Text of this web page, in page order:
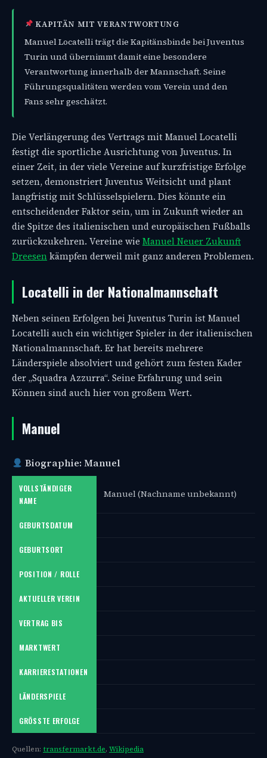
KAPITÄN MIT VERANTWORTUNG
Manuel Locatelli trägt die Kapitänsbinde bei Juventus
Turin und übernimmt damit eine besondere
Verantwortung innerhalb der Mannschaft. Seine
Führungsqualitäten werden vom Verein und den
Fans sehr geschätzt.
Die Verlängerung des Vertrags mit Manuel Locatelli
festigt die sportliche Ausrichtung von Juventus. In
einer Zeit, in der viele Vereine auf kurzfristige Erfolge
setzen, demonstriert Juventus Weitsicht und plant
langfristig mit Schlüsselspielern. Dies könnte ein
entscheidender Faktor sein, um in Zukunft wieder an
die Spitze des italienischen und europäischen Fußballs
zurückzukehren. Vereine wie Manuel Neuer Zukunft
Dreesenkämpfen derweil mit ganz anderen Problemen.
Locatelli in der Nationalmannschaft
Neben seinen Erfolgen bei Juventus Turin ist Manuel
Locatelli auch ein wichtiger Spieler in der italienischen
Nationalmannschaft. Er hat bereits mehrere
Länderspiele absolviert und gehört zum festen Kader
der „Squadra Azzurra“. Seine Erfahrung und sein
Können sind auch hier von großem Wert.
Manuel
Biographie: Manuel
VOLLSTÄNDIGER
NAME
Manuel (Nachname unbekannt)
GEBURTSDATUM
GEBURTSORT
POSITION / ROLLE
AKTUELLER VEREIN
VERTRAG BIS
MARKTWERT
KARRIERESTATIONEN
LÄNDERSPIELE
GRÖSSTE ERFOLGE
Quellen: transfermarkt.de, Wikipedia